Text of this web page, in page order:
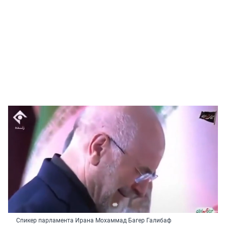
Спикер парламента Ирана Мохаммад Багер Галибаф